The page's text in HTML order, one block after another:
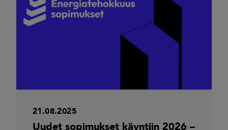
21.08.2025
Uudet sopimukset käyntiin 2026 –